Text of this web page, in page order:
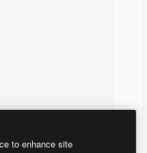
to enhance site